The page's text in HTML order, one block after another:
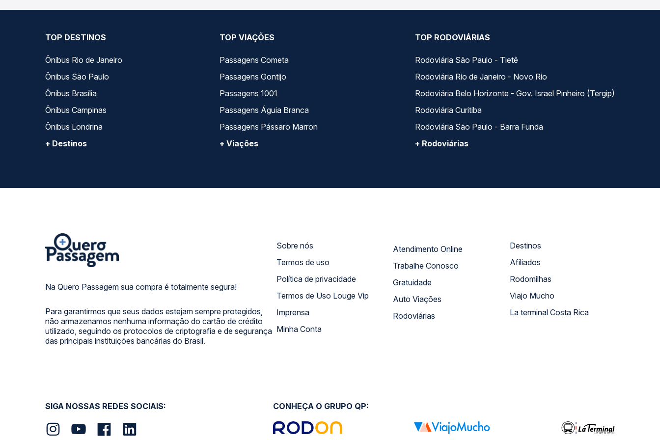
TOP DESTINOS
Ônibus Rio de Janeiro
Ônibus São Paulo
Ônibus Brasília
Ônibus Campinas
Ônibus Londrina
+ Destinos
TOP VIAÇÕES
Passagens Cometa
Passagens Gontijo
Passagens 1001
Passagens Águia Branca
Passagens Pássaro Marron
+ Viações
TOP RODOVIÁRIAS
Rodoviária São Paulo - Tietê
Rodoviária Rio de Janeiro - Novo Rio
Rodoviária Belo Horizonte - Gov. Israel Pinheiro (Tergip)
Rodoviária Curitiba
Rodoviária São Paulo - Barra Funda
+ Rodoviárias
Na Quero Passagem sua compra é totalmente segura!
Para garantirmos que seus dados estejam sempre protegidos,
não armazenamos nenhuma informação do cartão de crédito
utilizado, seguindo os protocolos de criptografia e de segurança
das principais instituições bancárias do Brasil.
Sobre nós
Termos de uso
Política de privacidade
Termos de Uso Louge Vip
Imprensa
Minha Conta
Atendimento Online
Trabalhe Conosco
Gratuidade
Auto Viações
Rodoviárias
Destinos
Afiliados
Rodomilhas
Viajo Mucho
La terminal Costa Rica
SIGA NOSSAS REDES SOCIAIS: CONHEÇA O GRUPO QP: